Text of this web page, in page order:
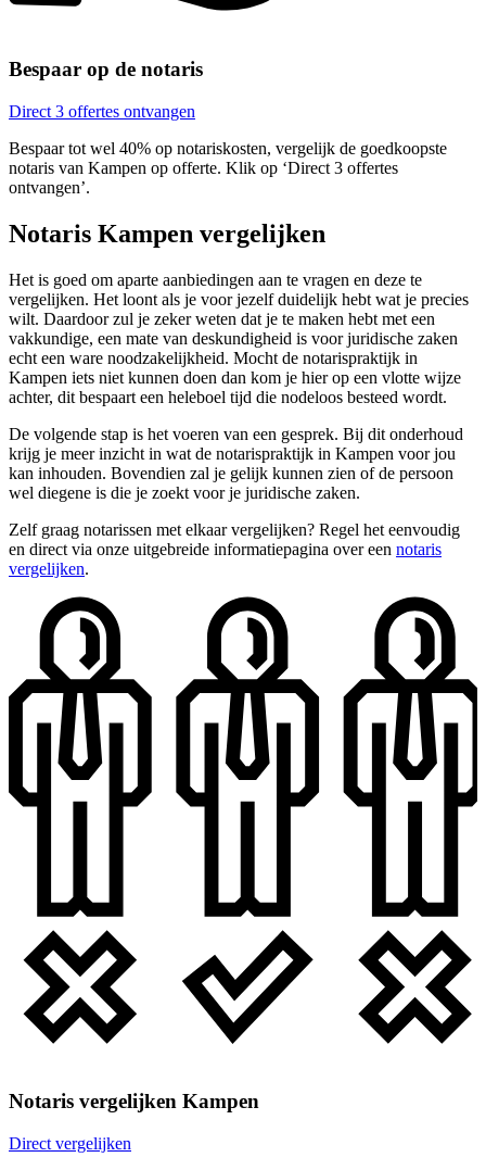
Bespaar op de notaris
Direct 3 offertes ontvangen
Bespaar tot wel 40% op notariskosten, vergelijk de goedkoopste
notaris van Kampen op offerte. Klik op ‘Direct 3 offertes
ontvangen’.
Notaris Kampen vergelijken
Het is goed om aparte aanbiedingen aan te vragen en deze te
vergelijken. Het loont als je voor jezelf duidelijk hebt wat je precies
wilt. Daardoor zul je zeker weten dat je te maken hebt met een
vakkundige, een mate van deskundigheid is voor juridische zaken
echt een ware noodzakelijkheid. Mocht de notarispraktijk in
Kampen iets niet kunnen doen dan kom je hier op een vlotte wijze
achter, dit bespaart een heleboel tijd die nodeloos besteed wordt.
De volgende stap is het voeren van een gesprek. Bij dit onderhoud
krijg je meer inzicht in wat de notarispraktijk in Kampen voor jou
kan inhouden. Bovendien zal je gelijk kunnen zien of de persoon
wel diegene is die je zoekt voor je juridische zaken.
Zelf graag notarissen met elkaar vergelijken? Regel het eenvoudig
en direct via onze uitgebreide informatiepagina over een notaris
vergelijken.
Notaris vergelijken Kampen
Direct vergelijken